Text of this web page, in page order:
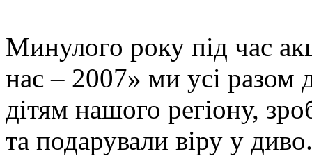
Минулого року під час
нас – 2007» ми усі
дітям нашого регіону,
та подарували віру у диво.